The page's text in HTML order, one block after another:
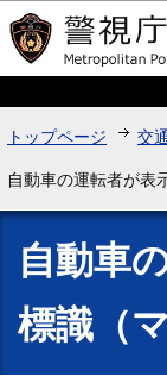
トップページ 交
自動車の運転者が表
自動車
標識（